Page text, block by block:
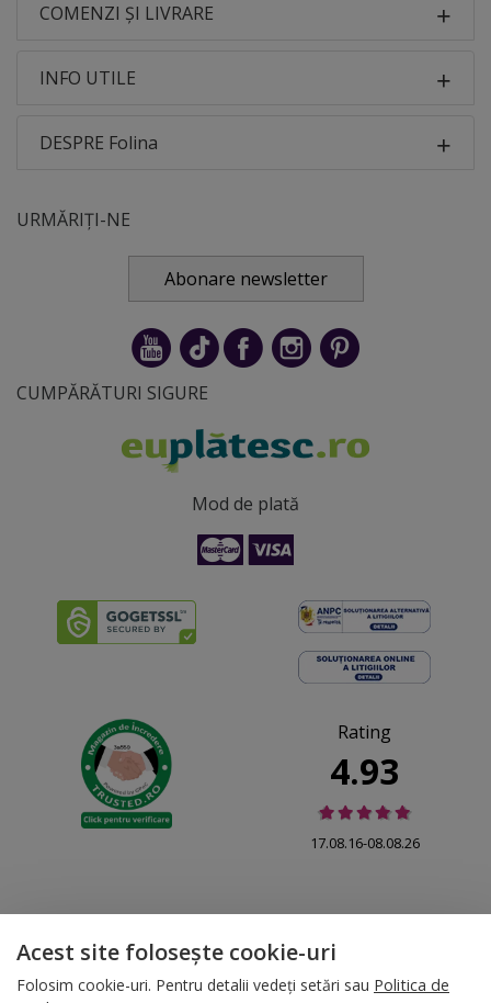
COMENZI ȘI LIVRARE
INFO UTILE
DESPRE Folina
URMĂRIȚI-NE
Abonare newsletter
CUMPĂRĂTURI SIGURE
Mod de plată
Rating
4.93
17.08.16-08.08.26
© 2026 Folina.ro | All Rights Reserved. Folina.ro |
• Termene și condiții•Gestionează preferințe cookies
Acest site folosește cookie-uri
Folosim cookie-uri. Pentru detalii vedeți setări sau Politica de